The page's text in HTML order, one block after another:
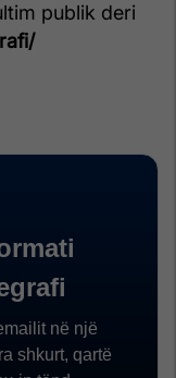
publik deri